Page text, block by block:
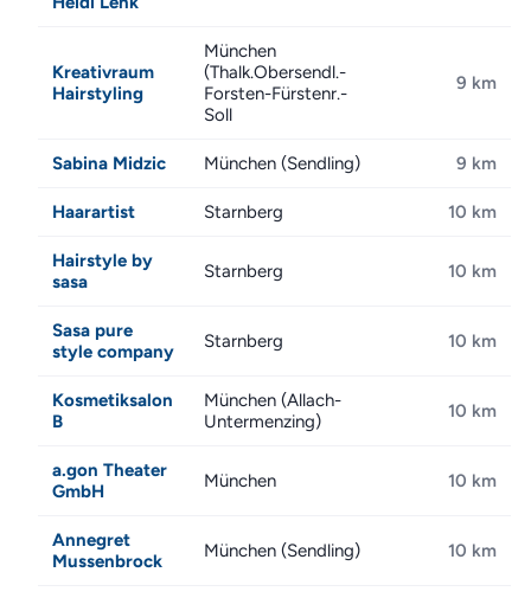
Kreativraum
Hairstyling
München
(Thalk.Obersendl.-
Forsten-Fürstenr.-
Soll
9 km
Sabina Midzic München (Sendling) 9 km
Haarartist Starnberg 10 km
Hairstyle by
sasa
Starnberg 10 km
Sasa pure
style company
Starnberg 10 km
Kosmetiksalon
B
München (Allach-
Untermenzing)
10 km
a.gon Theater
GmbH
München 10 km
Annegret
Mussenbrock
München (Sendling) 10 km